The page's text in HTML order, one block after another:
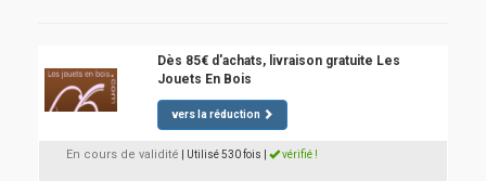
Dès 85€ d'achats, livraison gratuite Les
Jouets En Bois
vers la réduction
En cours de validité | Utilisé 530 fois vérifié !